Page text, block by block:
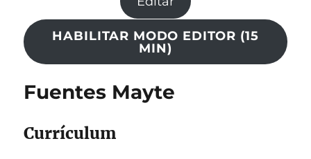
Fuentes Mayte
Currículum
HABILITAR MODO EDITOR (15
MIN)